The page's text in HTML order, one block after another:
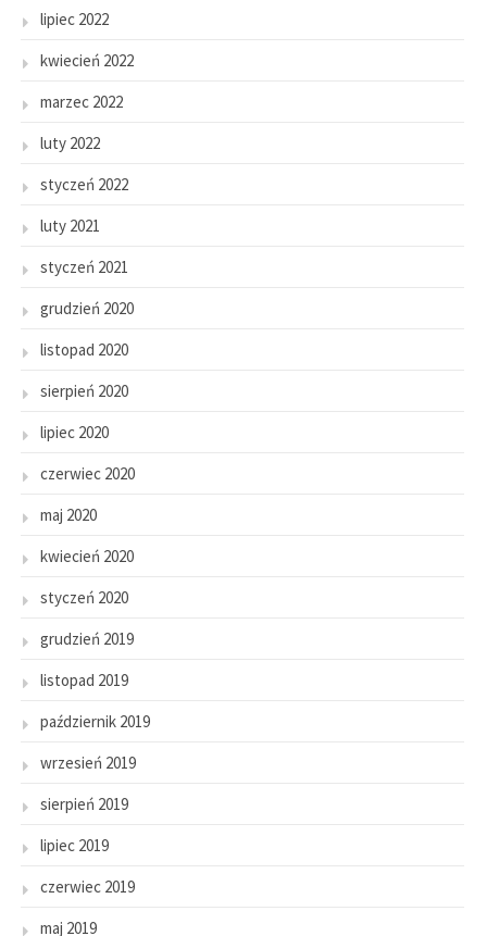
lipiec 2022
kwiecień 2022
marzec 2022
luty 2022
styczeń 2022
luty 2021
styczeń 2021
grudzień 2020
listopad 2020
sierpień 2020
lipiec 2020
czerwiec 2020
maj 2020
kwiecień 2020
styczeń 2020
grudzień 2019
listopad 2019
październik 2019
wrzesień 2019
sierpień 2019
lipiec 2019
czerwiec 2019
maj 2019